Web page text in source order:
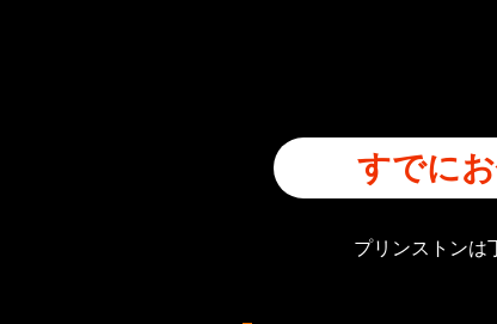
すでに
プリンストンは